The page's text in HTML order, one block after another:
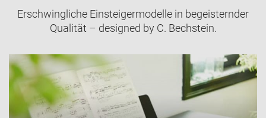
Erschwingliche Einsteigermodelle in begeisternder
Qualität – designed by C. Bechstein.